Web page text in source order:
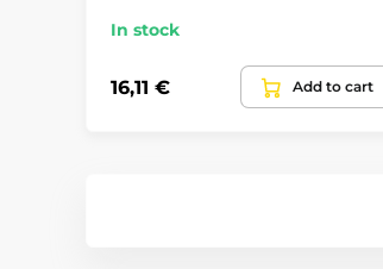
In stock
16,11 € Add to cart